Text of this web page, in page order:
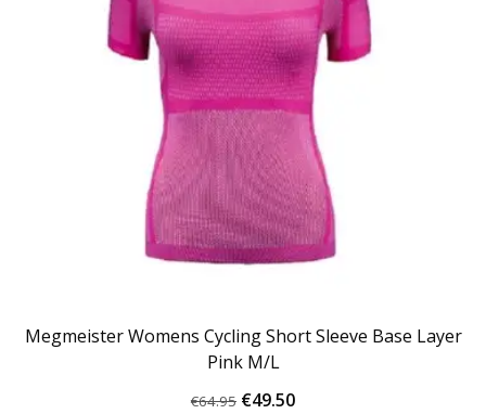
Megmeister Womens Cycling Short Sleeve Base Layer
Pink M/L
€64.95 Oorspronkelijke
€49.50Huidige